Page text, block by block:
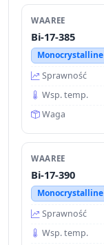
WAAREE
Bi-17-385
Monocrystalline
Sprawność
Wsp. temp.
Waga
WAAREE
Bi-17-390
Monocrystalline
Sprawność
Wsp. temp.